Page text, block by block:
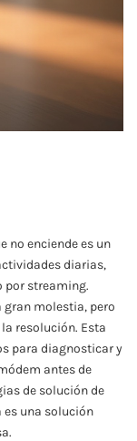
no enciende es un
diarias,
por streaming.
gran molestia, pero
resolución. Esta
para diagnosticar y
antes de
de solución de
es una solución